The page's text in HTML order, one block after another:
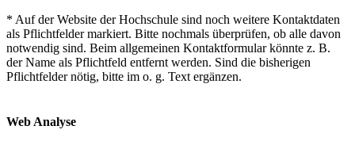
* Auf der Website der Hochschule sind noch weitere Kontaktdaten
als Pflichtfelder markiert. Bitte nochmals überprüfen, ob alle davon
notwendig sind. Beim allgemeinen Kontaktformular könnte z. B.
der Name als Pflichtfeld entfernt werden. Sind die bisherigen
Pflichtfelder nötig, bitte im o. g. Text ergänzen.
Web Ana­ly­se